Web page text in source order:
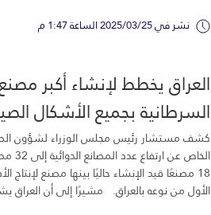
نشر في 2025/03/25 الساعة 1:47 م
العراق يخطط لإنشاء أكبر مصنع
السرطانية بجميع الأشكال
كشف مستشار رئيس مجلس الوزراء لشؤون
18 مصنعًا قيد الإنشاء حاليًا بينها مصنع لإنتاج
الأول من نوعه بالعراق. مشيرًا إلى أن العراق